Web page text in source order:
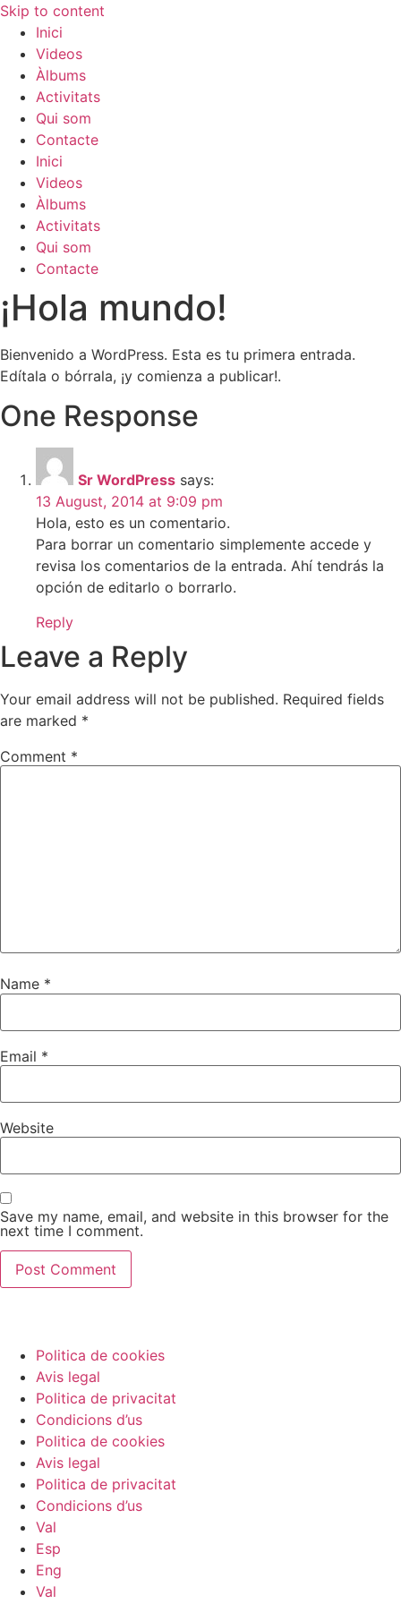
Skip to content
Inici
Videos
Àlbums
Activitats
Qui som
Contacte
Inici
Videos
Àlbums
Activitats
Qui som
Contacte
¡Hola mundo!
Bienvenido a WordPress. Esta es tu primera entrada.
Edítala o bórrala, ¡y comienza a publicar!.
One Response
Sr WordPress says:
13 August, 2014 at 9:09 pm
Hola, esto es un comentario.
Para borrar un comentario simplemente accede y
revisa los comentarios de la entrada. Ahí tendrás la
opción de editarlo o borrarlo.
Reply
Leave a Reply
Your email address will not be published. Required fields
are marked *
Comment *
Name *
Email *
Website
Save my name, email, and website in this browser for the
next time I comment.
Politica de cookies
Avis legal
Politica de privacitat
Condicions d’us
Politica de cookies
Avis legal
Politica de privacitat
Condicions d’us
Val
Esp
Eng
Val